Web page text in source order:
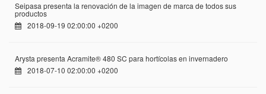
Seipasa presenta la renovación de la imagen de marca de todos sus
productos
2018-09-19 02:00:00 +0200
Arysta presenta Acramite® 480 SC para hortícolas en invernadero
2018-07-10 02:00:00 +0200